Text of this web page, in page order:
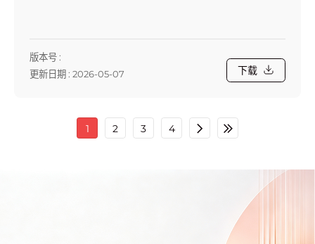
版本号 :
更新日期 : 2026-05-07
下载
1 2 3 4